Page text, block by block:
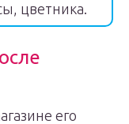
цветника.
его